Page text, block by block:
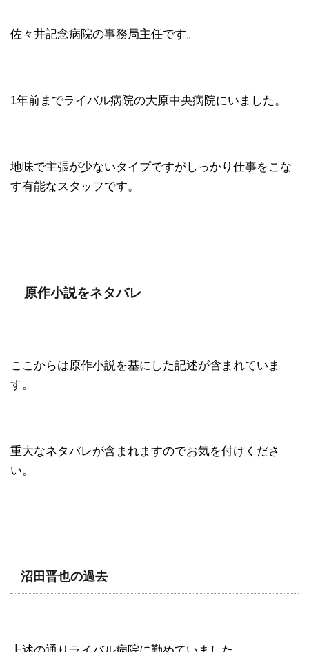
佐々井記念病院の事務局主任です。
1年前までライバル病院の大原中央病院にいました。
地味で主張が少ないタイプですがしっかり仕事をこな
す有能なスタッフです。
原作小説をネタバレ
ここからは原作小説を基にした記述が含まれていま
す。
重大なネタバレが含まれますのでお気を付けくださ
い。
沼田晋也の過去